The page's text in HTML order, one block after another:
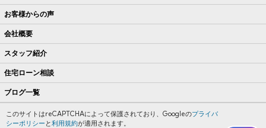
お客様からの声
会社概要
スタッフ紹介
住宅ローン相談
ブログ一覧
このサイトはreCAPTCHAによって保護されており、Googleのプライバ
シーポリシー と利用規約が適用されます。